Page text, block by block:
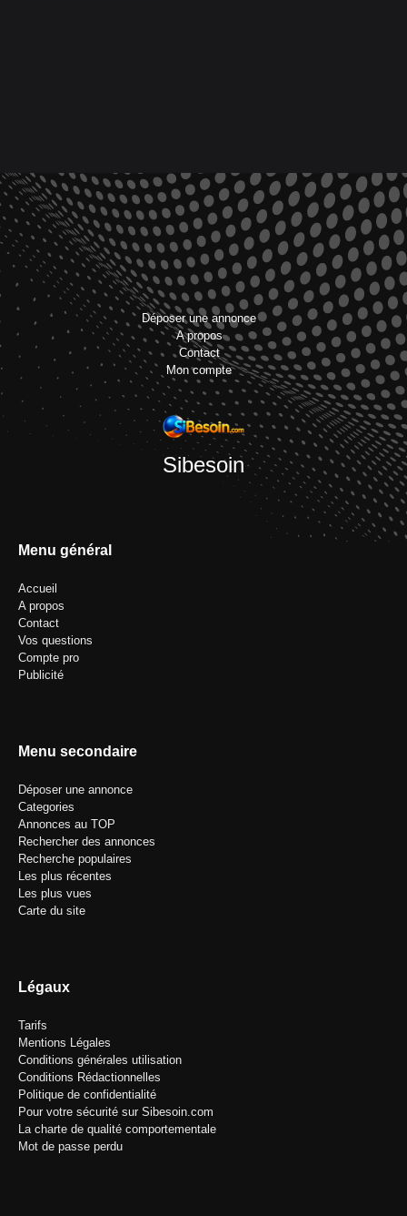
Déposer une annonce
A propos
Contact
Mon compte
Sibesoin
Menu général
Accueil
A propos
Contact
Vos questions
Compte pro
Publicité
Menu secondaire
Déposer une annonce
Categories
Annonces au TOP
Rechercher des annonces
Recherche populaires
Les plus récentes
Les plus vues
Carte du site
Légaux
Tarifs
Mentions Légales
Conditions générales utilisation
Conditions Rédactionnelles
Politique de confidentialité
Pour votre sécurité sur Sibesoin.com
La charte de qualité comportementale
Mot de passe perdu